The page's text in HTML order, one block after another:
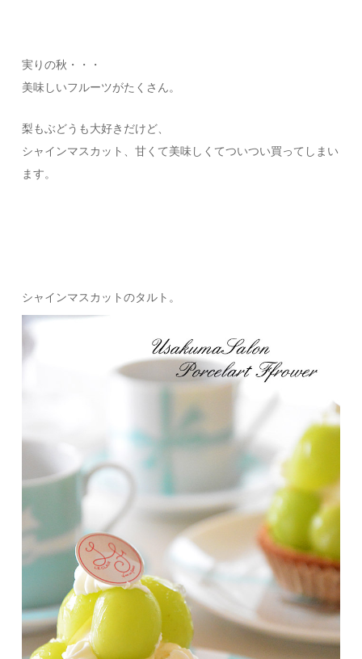
実りの秋・・・
美味しいフルーツがたくさん。
梨もぶどうも大好きだけど、
シャインマスカット、甘くて美味しくてついつい買ってしまい
ます。
シャインマスカットのタルト。